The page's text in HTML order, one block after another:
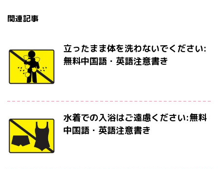
関連記事
立ったまま体を洗わないでください:
無料中国語・英語注意書き
水着での入浴はご遠慮ください:無料
中国語・英語注意書き